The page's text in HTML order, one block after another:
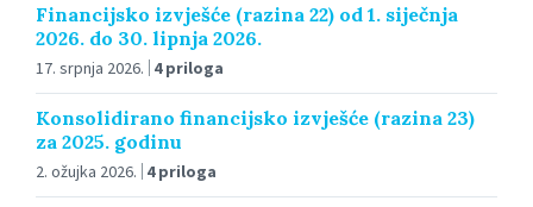
Financijsko izvješće (razina 22) od 1. siječnja
2026. do 30. lipnja 2026.
17. srpnja 2026. 4 priloga
Konsolidirano financijsko izvješće (razina 23)
za 2025. godinu
2. ožujka 2026. 4 priloga